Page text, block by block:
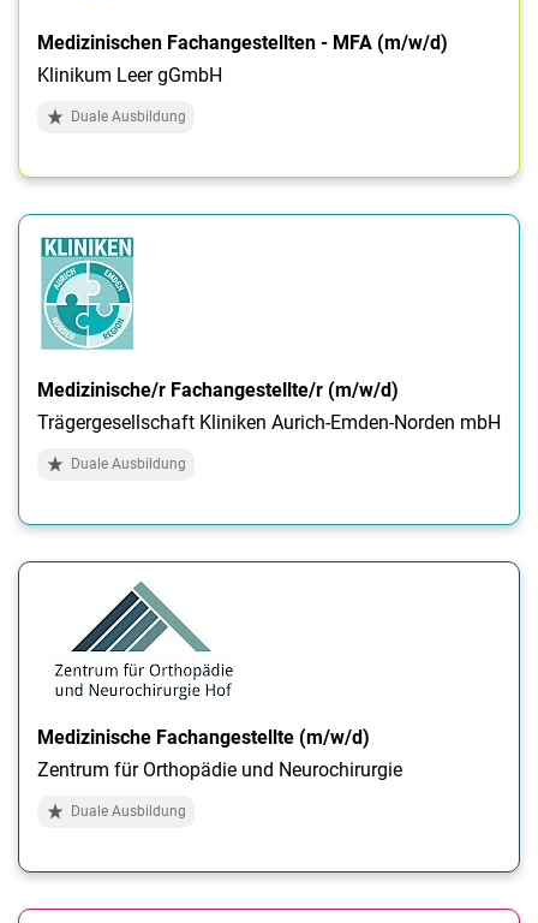
Medizinischen Fachangestellten - MFA (m/w/d)
Klinikum Leer gGmbH
Duale Ausbildung
Medizinische/r Fachangestellte/r (m/w/d)
Trägergesellschaft Kliniken Aurich-Emden-Norden mbH
Duale Ausbildung
Medizinische Fachangestellte (m/w/d)
Zentrum für Orthopädie und Neurochirurgie
Duale Ausbildung